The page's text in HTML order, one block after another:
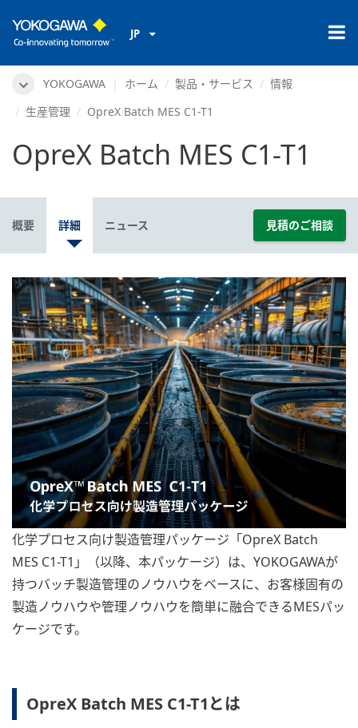
JP
YOKOGAWA ホーム 製品・サービス
情報
生産管理
OpreX Batch MES C1-T1
OpreX Batch MES C1-T1
概要 詳細 ニュース 見積のご相談
化学プロセス向け製造管理パッケージ「OpreX Batch
MES C1-T1」（以降、本パッケージ）は、YOKOGAWAが
持つバッチ製造管理のノウハウをベースに、お客様固有の
製造ノウハウや管理ノウハウを簡単に融合できるMESパッ
ケージです。
OpreX Batch MES C1-T1とは